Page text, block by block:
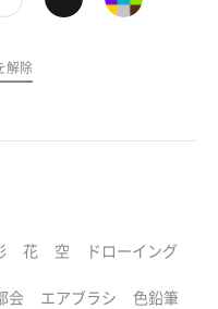
解除
花 空 ドローイング
会 エアブラシ 色鉛筆